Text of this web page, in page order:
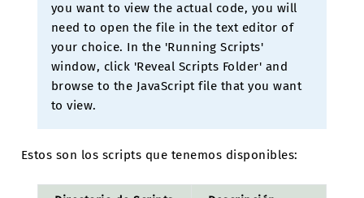
you want to view the actual code, you will
need to open the file in the text editor of
your choice. In the 'Running Scripts'
window, click 'Reveal Scripts Folder' and
browse to the JavaScript file that you want
to view.
Estos son los scripts que tenemos disponibles: